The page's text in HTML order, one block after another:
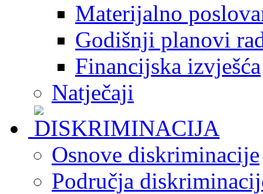
Materijalno
Godišnji planovi
Financijska izvješća
Natječaji
Osnove diskriminacije
Područja